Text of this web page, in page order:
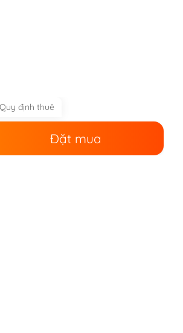
Quy định thuê
Đặt mua